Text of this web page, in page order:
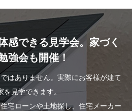
感できる見学会。家づく
強会も開催！
はありません。実際にお客様が建て
を見学できます。
宅ローンや土地探し、住宅メーカー